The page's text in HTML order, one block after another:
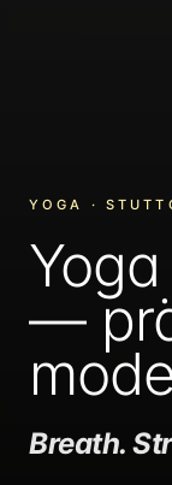
YOGA ·
—
Breath.